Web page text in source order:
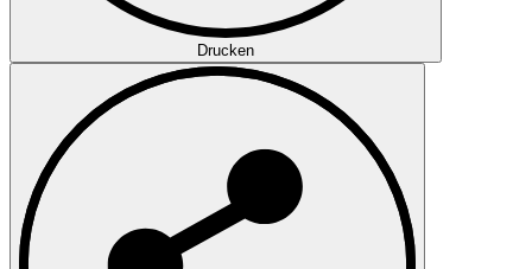
Drucken